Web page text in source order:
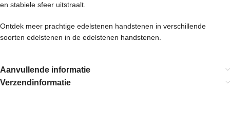
en stabiele sfeer uitstraalt.
Ontdek meer prachtige edelstenen handstenen in verschillende
soorten edelstenen in de edelstenen handstenen.
Aanvullende informatie
Verzendinformatie